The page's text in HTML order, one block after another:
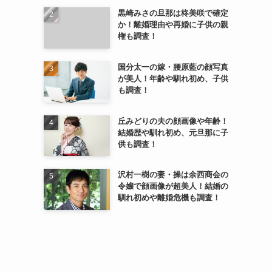
黒崎みさの旦那は柊美咲で確定
か！離婚理由や再婚に子供の親
権も調査！
国分太一の嫁・腰原藍の顔写真
が美人！年齢や馴れ初め、子供
も調査！
丘みどりの夫の顔画像や年齢！
結婚歴や馴れ初め、元旦那に子
供も調査！
沢村一樹の妻・操は余西商会の
令嬢で顔画像が超美人！結婚の
馴れ初めや離婚危機も調査！